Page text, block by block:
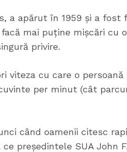
a apărut în 1959 și a fost
mai puține mișcări cu
privire.
viteza cu care o
per minut (cât
când oamenii citesc
președintele SUA John